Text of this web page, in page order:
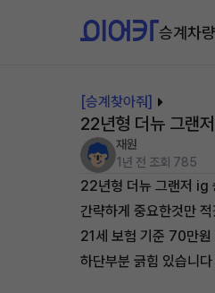
승계차량
[승계찾아줘]
22년형 더뉴 그랜
재원
1년 전 조회 785
22년형 더뉴 그랜저 ig
간략하게 중요한것만
21세 보험 기준 70만원
하단부분 긁힘 있습니